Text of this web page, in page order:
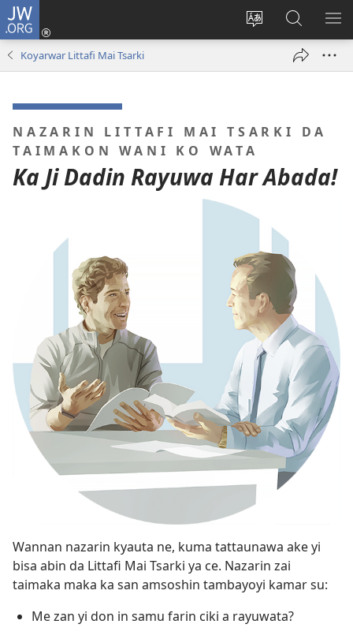
JW.ORG
Ka
Ka
Shiga
Bincika
JW.ORG
KA
Koyarwar Littafi Mai Tsarki
NAZARIN LITTAFI MAI TSARKI DA
TAIMAKON WANI KO WATA
Ka Ji Dadin Rayuwa Har Abada!
Wannan nazarin kyauta ne, kuma tattaunawa ake yi
bisa abin da Littafi Mai Tsarki ya ce. Nazarin zai
taimaka maka ka san amsoshin tambayoyi kamar su:
Me zan yi don in samu farin ciki a rayuwata?